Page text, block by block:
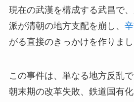
現在の武漢を構成する武昌で
派が清朝の地方支配を崩し、
がる直接のきっかけを作りまし
この事件は、単なる地方反乱
朝末期の改革失敗、鉄道国有